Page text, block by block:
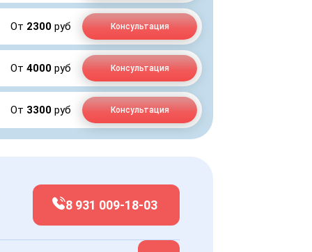
От 2300 руб Консультация
От 4000 руб Консультация
От 3300 руб Консультация
8 931 009-18-03